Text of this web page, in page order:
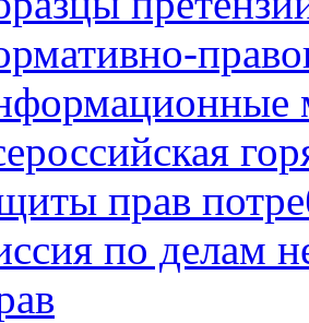
прав
по делам